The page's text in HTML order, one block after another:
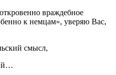
враждебное
к немцам», уверяю Вас,
смысл,